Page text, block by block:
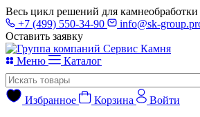
Весь цикл решений для
+7 (499) 550-34-90
info@sk-
Оставить заявку
Меню Каталог
Избранное Корзина
Войти